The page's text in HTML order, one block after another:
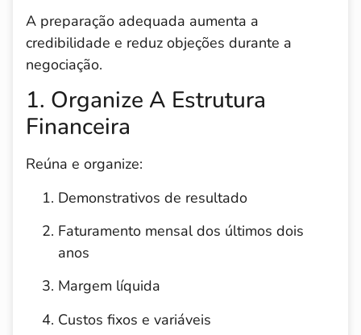
A preparação adequada aumenta a
credibilidade e reduz objeções durante a
negociação.
1. Organize A Estrutura
Financeira
Reúna e organize:
Demonstrativos de resultado
Faturamento mensal dos últimos dois
anos
Margem líquida
Custos fixos e variáveis